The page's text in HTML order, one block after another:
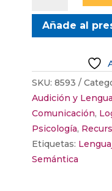
DE
CUENTOS
Añade al
SKU: 8593
Audición y
Comunicación,
Psicología,
Etiquetas:
Semántica